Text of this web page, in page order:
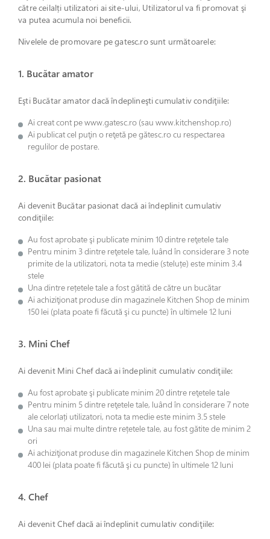
către ceilalți utilizatori ai site-ului, Utilizatorul va fi promovat şi
va putea acumula noi beneficii.
Nivelele de promovare pe gatesc.ro sunt următoarele:
1. Bucătar amator
Eşti Bucătar amator dacă îndeplineşti cumulativ condiţiile:
Ai creat cont pe www.gatesc.ro (sau www.kitchenshop.ro)
Ai publicat cel puţin o reţetă pe gătesc.ro cu respectarea
regulilor de postare.
2. Bucătar pasionat
Ai devenit Bucătar pasionat dacă ai îndeplinit cumulativ
condiţiile:
Au fost aprobate şi publicate minim 10 dintre reţetele tale
Pentru minim 3 dintre reţetele tale, luând în considerare 3 note
primite de la utilizatori, nota ta medie (steluțe) este minim 3.4
stele
Una dintre rețetele tale a fost gătită de către un bucătar
Ai achiziţionat produse din magazinele Kitchen Shop de minim
150 lei (plata poate fi făcută şi cu puncte) în ultimele 12 luni
3. Mini Chef
Ai devenit Mini Chef dacă ai îndeplinit cumulativ condiţiile:
Au fost aprobate şi publicate minim 20 dintre reţetele tale
Pentru minim 5 dintre reţetele tale, luând în considerare 7 note
ale celorlați utilizatori, nota ta medie este minim 3.5 stele
Una sau mai multe dintre rețetele tale, au fost gătite de minim 2
ori
Ai achiziţionat produse din magazinele Kitchen Shop de minim
400 lei (plata poate fi făcută şi cu puncte) în ultimele 12 luni
4. Chef
Ai devenit Chef dacă ai îndeplinit cumulativ condiţiile: